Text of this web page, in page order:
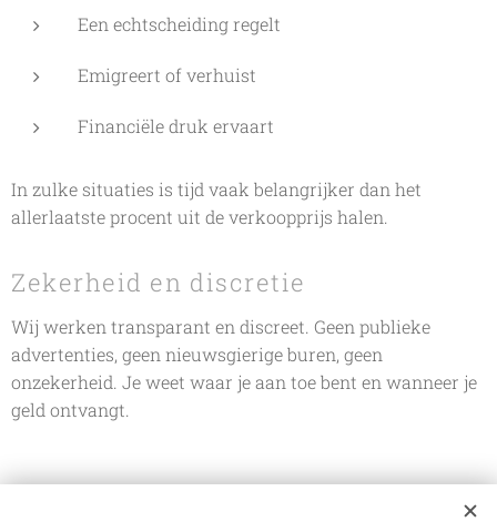
Een echtscheiding regelt
Emigreert of verhuist
Financiële druk ervaart
In zulke situaties is tijd vaak belangrijker dan het
allerlaatste procent uit de verkoopprijs halen.
Zekerheid en discretie
Wij werken transparant en discreet. Geen publieke
advertenties, geen nieuwsgierige buren, geen
onzekerheid. Je weet waar je aan toe bent en wanneer je
geld ontvangt.